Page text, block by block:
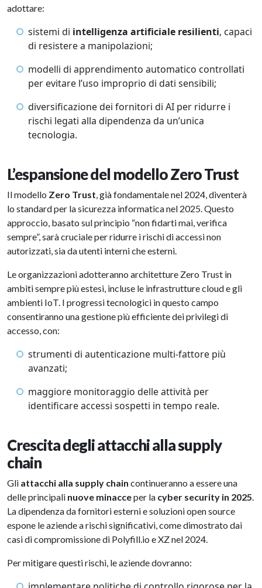
adottare:
sistemi di intelligenza artificiale resilienti, capaci
di resistere a manipolazioni;
modelli di apprendimento automatico controllati
per evitare l’uso improprio di dati sensibili;
diversificazione dei fornitori di AI per ridurre i
rischi legati alla dipendenza da un’unica
tecnologia.
L’espansione del modello Zero Trust
Il modello Zero Trust , già fondamentale nel 2024, diventerà
lo standard per la sicurezza informatica nel 2025. Questo
approccio, basato sul principio “non fidarti mai, verifica
sempre”, sarà cruciale per ridurre i rischi di accessi non
autorizzati, sia da utenti interni che esterni.
Le organizzazioni adotteranno architetture Zero Trust in
ambiti sempre più estesi, incluse le infrastrutture cloud e gli
ambienti IoT. I progressi tecnologici in questo campo
consentiranno una gestione più efficiente dei privilegi di
accesso, con:
strumenti di autenticazione multi-fattore più
avanzati;
maggiore monitoraggio delle attività per
identificare accessi sospetti in tempo reale.
Crescita degli attacchi alla supply
chain
Gli attacchi alla supply chain continueranno a essere una
delle principali nuove minacceper la cyber security in 2025
La dipendenza da fornitori esterni e soluzioni open source
espone le aziende a rischi significativi, come dimostrato dai
casi di compromissione di Polyfill.io e XZ nel 2024.
Per mitigare questi rischi, le aziende dovranno: